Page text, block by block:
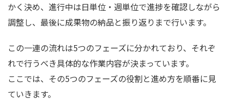
かく決め、進行中は日単位・週単位で進捗を確認しながら
調整し、最後に成果物の納品と振り返りまで行います。
この一連の流れは5つのフェーズに分かれており、それぞ
れで行うべき具体的な作業内容が決まっています。
ここでは、その5つのフェーズの役割と進め方を順番に見
ていきます。